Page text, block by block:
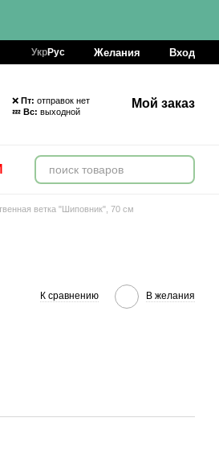
УкрРус Желания Вход
❌ Пт: отправок нет
💤 Вс: выходной
Мой заказ
ветка "Шиповник", 70 см
К сравнению В желания